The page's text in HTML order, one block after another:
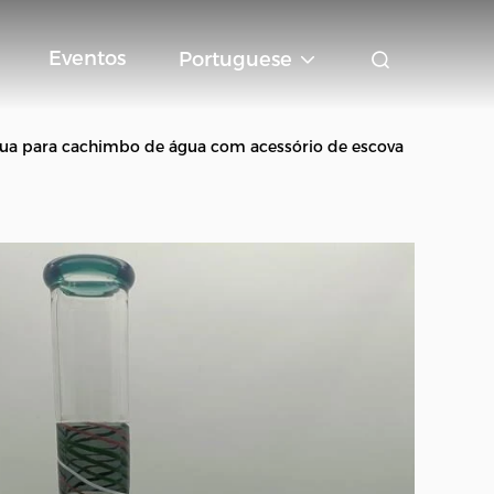
Eventos Portuguese
para cachimbo de água com acessório de escova